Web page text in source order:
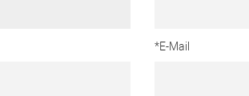
*E-Mail